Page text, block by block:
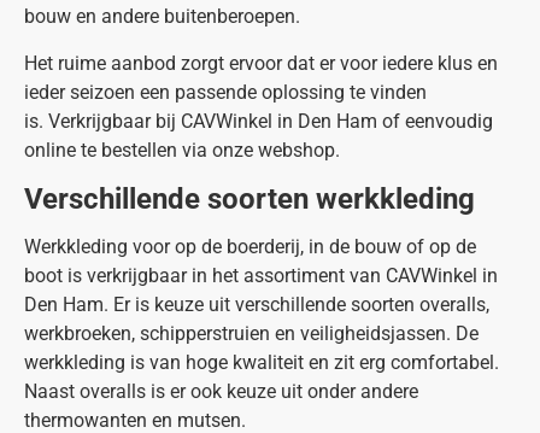
bouw en andere buitenberoepen.
Het ruime aanbod zorgt ervoor dat er voor iedere klus en
ieder seizoen een passende oplossing te vinden
is. Verkrijgbaar bij CAVWinkel in Den Ham of eenvoudig
online te bestellen via onze webshop.
Verschillende soorten werkkleding
Werkkleding voor op de boerderij, in de bouw of op de
boot is verkrijgbaar in het assortiment van CAVWinkel in
Den Ham. Er is keuze uit verschillende soorten overalls,
werkbroeken, schipperstruien en veiligheidsjassen. De
werkkleding is van hoge kwaliteit en zit erg comfortabel.
Naast overalls is er ook keuze uit onder andere
thermowanten en mutsen.